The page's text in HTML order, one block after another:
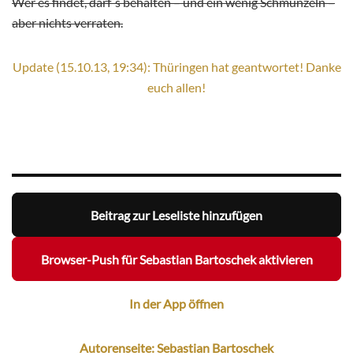
aber nichts verraten.
Update (15.10.13, 19:34): Thüringen hat geantwortet! Danke
euch allen!
Beitrag zur Leseliste hinzufügen
Browser-Push für Sebastian Bartoschek aktivieren
In der App öffnen
Autorenseite: Sebastian Bartoschek